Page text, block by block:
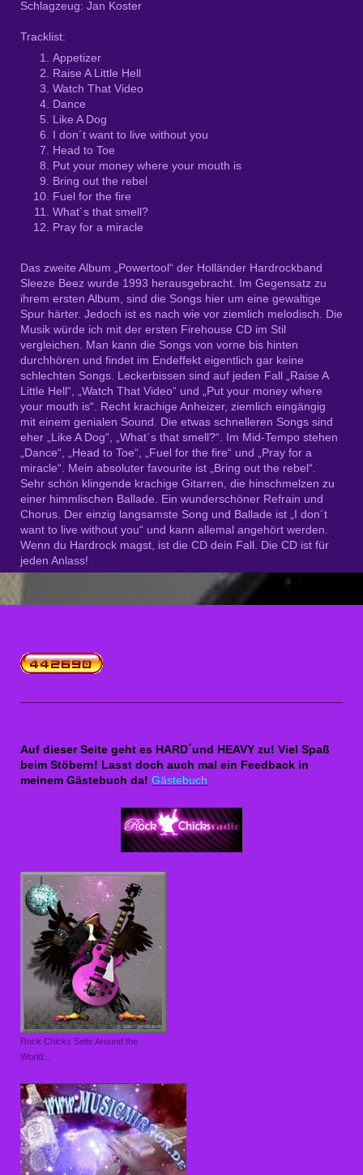
Schlagzeug: Jan Koster
Tracklist:
Appetizer
Raise A Little Hell
Watch That Video
Dance
Like A Dog
I don´t want to live without you
Head to Toe
Put your money where your mouth is
Bring out the rebel
Fuel for the fire
What´s that smell?
Pray for a miracle
Das zweite Album „Powertool“ der Holländer Hardrockband
Sleeze Beez wurde 1993 herausgebracht. Im Gegensatz zu
ihrem ersten Album, sind die Songs hier um eine gewaltige
Spur härter. Jedoch ist es nach wie vor ziemlich melodisch. Die
Musik würde ich mit der ersten Firehouse CD im Stil
vergleichen. Man kann die Songs von vorne bis hinten
durchhören und findet im Endeffekt eigentlich gar keine
schlechten Songs. Leckerbissen sind auf jeden Fall „Raise A
Little Hell“, „Watch That Video“ und „Put your money where
your mouth is“. Recht krachige Anheizer, ziemlich eingängig
mit einem genialen Sound. Die etwas schnelleren Songs sind
eher „Like A Dog“, „What´s that smell?“. Im Mid-Tempo stehen
„Dance“, „Head to Toe“, „Fuel for the fire“ und „Pray for a
miracle“. Mein absoluter favourite ist „Bring out the rebel“.
Sehr schön klingende krachige Gitarren, die hinschmelzen zu
einer himmlischen Ballade. Ein wunderschöner Refrain und
Chorus. Der einzig langsamste Song und Ballade ist „I don´t
want to live without you“ und kann allemal angehört werden.
Wenn du Hardrock magst, ist die CD dein Fall. Die CD ist für
jeden Anlass!
Auf dieser Seite geht es HARD´und HEAVY zu! Viel Spaß
beim Stöbern! Lasst doch auch mal ein Feedback in
meinem Gästebuch da! Gästebuch
Rock Chicks Seite Around the
World....